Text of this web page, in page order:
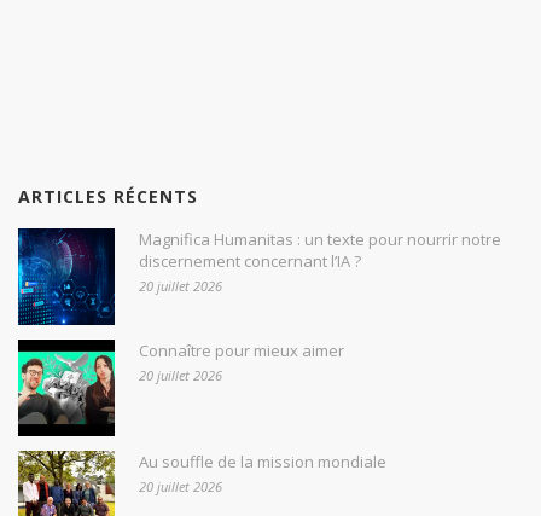
ARTICLES RÉCENTS
Magnifica Humanitas : un texte pour nourrir notre
discernement concernant l’IA ?
20 juillet 2026
Connaître pour mieux aimer
20 juillet 2026
Au souffle de la mission mondiale
20 juillet 2026